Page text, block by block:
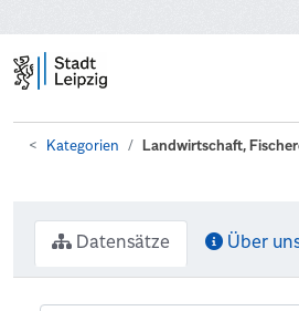
Kategorien Landwirtschaft,
Datensätze Über